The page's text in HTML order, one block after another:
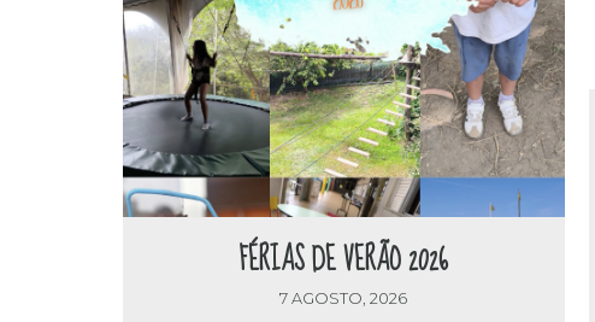
FÉRIAS DE VERÃO 2026
7 AGOSTO, 2026